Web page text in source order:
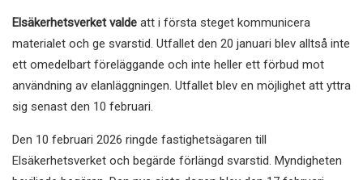
Elsäkerhetsverket valde att i första steget kommunicera
materialet och ge svarstid. Utfallet den 20 januari blev alltså inte
ett omedelbart föreläggande och inte heller ett förbud mot
användning av elanläggningen. Utfallet blev en möjlighet att yttra
sig senast den 10 februari.
Den 10 februari 2026 ringde fastighetsägaren till
Elsäkerhetsverket och begärde förlängd svarstid. Myndigheten